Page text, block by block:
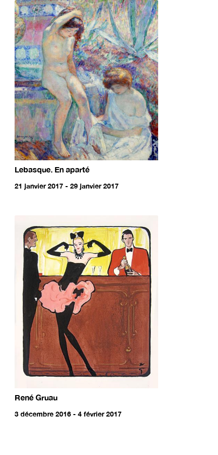
Lebasque. En aparté
21 janvier 2017 - 29 janvier 2017
René Gruau
3 décembre 2016 - 4 février 2017